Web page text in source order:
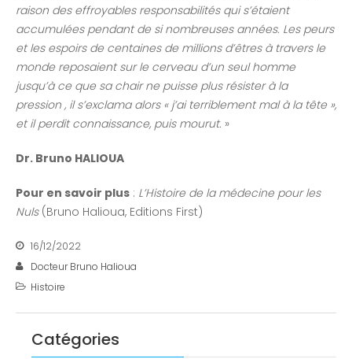
raison des effroyables responsabilités qui s’étaient
accumulées pendant de si nombreuses années. Les peurs
et les espoirs de centaines de millions d’êtres à travers le
monde reposaient sur le cerveau d’un seul homme
jusqu’à ce que sa chair ne puisse plus résister à la
pression , il s’exclama alors « j’ai terriblement mal à la tête »,
et il perdit connaissance, puis mourut. »
Dr. Bruno HALIOUA
Pour en savoir plus : L’Histoire de la médecine pour les
Nuls(Bruno Halioua, Editions First)
16/12/2022
Docteur Bruno Halioua
Histoire
Catégories